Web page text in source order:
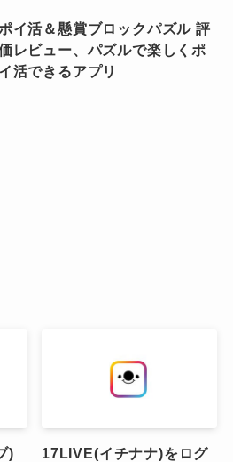
イ活＆懸賞ブロックパズル 評
レビュー、パズルで楽しくポ
イ活できるアプリ
)
17LIVE(イチナナ)をログ